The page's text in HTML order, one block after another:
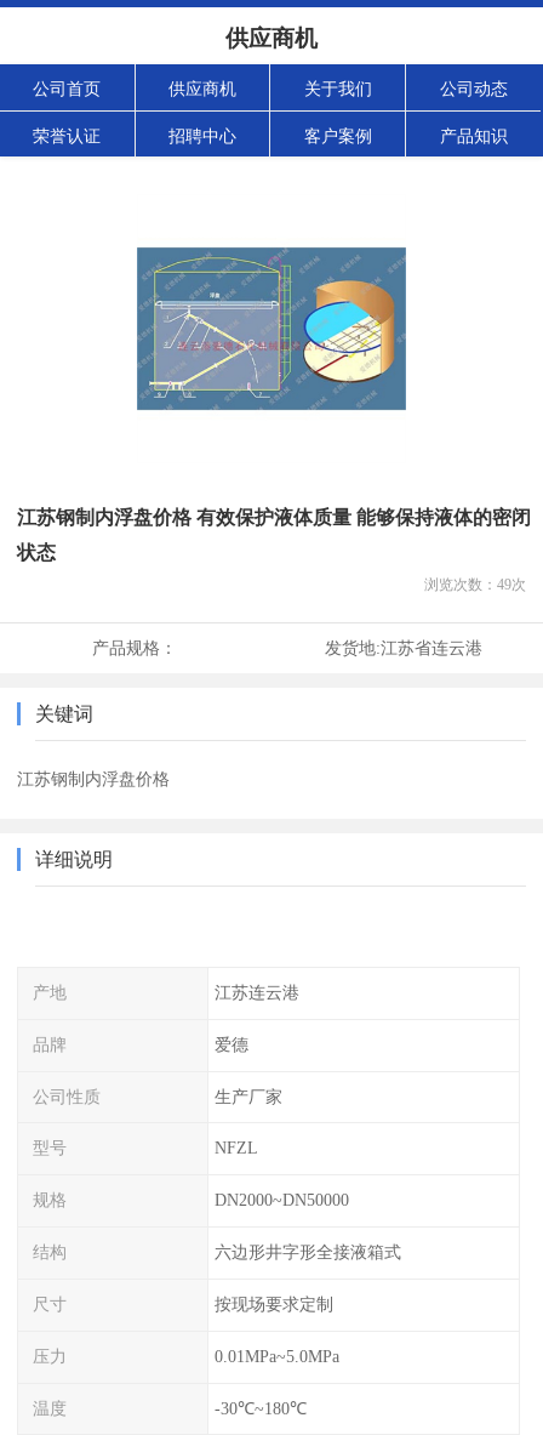
供应商机
公司首页 供应商机 关于我们 公司动态
荣誉认证 招聘中心 客户案例 产品知识
江苏钢制内浮盘价格 有效保护液体质量 能够保持液体的密闭
状态
浏览次数： 49次
产品规格： 发货地:江苏省连云港
关键词
江苏钢制内浮盘价格
详细说明
产地 江苏连云港
品牌 爱德
公司性质 生产厂家
型号 NFZL
规格 DN2000~DN50000
结构 六边形井字形全接液箱式
尺寸 按现场要求定制
压力 0.01MPa~5.0MPa
温度 -30℃~180℃